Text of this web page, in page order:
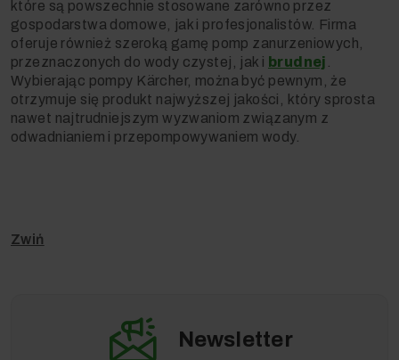
które są powszechnie stosowane zarówno przez
gospodarstwa domowe, jak i profesjonalistów. Firma
oferuje również szeroką gamę pomp zanurzeniowych,
przeznaczonych do wody czystej, jak i brudnej
Wybierając pompy Kärcher, można być pewnym, że
otrzymuje się produkt najwyższej jakości, który sprosta
nawet najtrudniejszym wyzwaniom związanym z
odwadnianiem i przepompowywaniem wody.
Newsletter